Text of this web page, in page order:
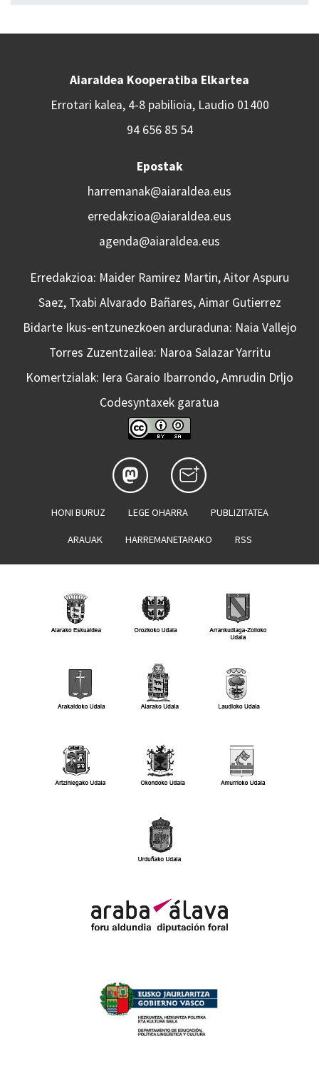
Aiaraldea Kooperatiba Elkartea
Errotari kalea, 4-8 pabilioia, Laudio 01400
94 656 85 54
Epostak
harremanak@aiaraldea.eus
erredakzioa@aiaraldea.eus
agenda@aiaraldea.eus
Erredakzioa: Maider Ramirez Martin, Aitor Aspuru
Saez, Txabi Alvarado Bañares, Aimar Gutierrez
Bidarte Ikus-entzunezkoen arduraduna: Naia Vallejo
Torres Zuzentzailea: Naroa Salazar Yarritu
Komertzialak: Iera Garaio Ibarrondo, Amrudin Drljo
Codesyntaxek garatua
HONI BURUZ LEGE OHARRA PUBLIZITATEA
ARAUAK HARREMANETARAKO RSS